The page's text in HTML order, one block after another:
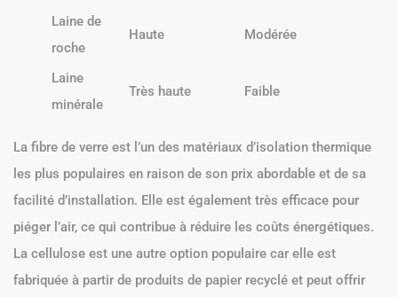
Laine de
roche
Haute Modérée
Laine
minérale
Très haute Faible
La fibre de verre est l’un des matériaux d’isolation thermique
les plus populaires en raison de son prix abordable et de sa
facilité d’installation. Elle est également très efficace pour
piéger l’air, ce qui contribue à réduire les coûts énergétiques.
La cellulose est une autre option populaire car elle est
fabriquée à partir de produits de papier recyclé et peut offrir